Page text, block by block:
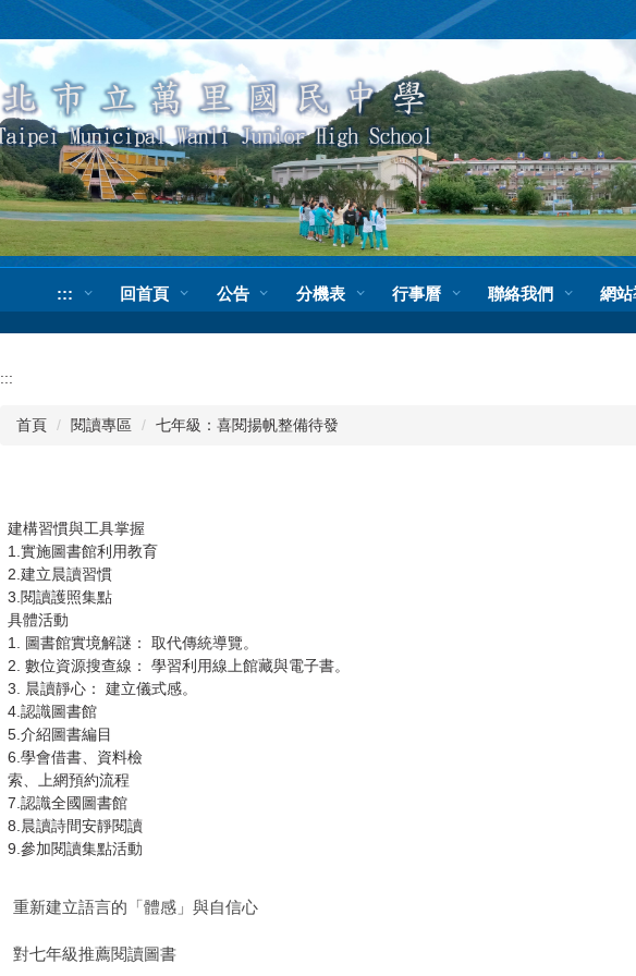
::: 回首頁 公告 分機表 行事曆 聯絡我們 網
:::
首頁 閱讀專區 七年級：喜閱揚帆整備待發
建構習慣與工具掌握
1.實施圖書館利用教育
2.建立晨讀習慣
3.閱讀護照集點
具體活動
1. 圖書館實境解謎： 取代傳統導覽。
2. 數位資源搜查線： 學習利用線上館藏與電子書。
3. 晨讀靜心： 建立儀式感。
4.認識圖書館
5.介紹圖書編目
6.學會借書、資料檢
索、上網預約流程
7.認識全國圖書館
8.晨讀詩間安靜閱讀
9.參加閱讀集點活動
重新建立語言的「體感」與自信心
對七年級推薦閱讀圖書